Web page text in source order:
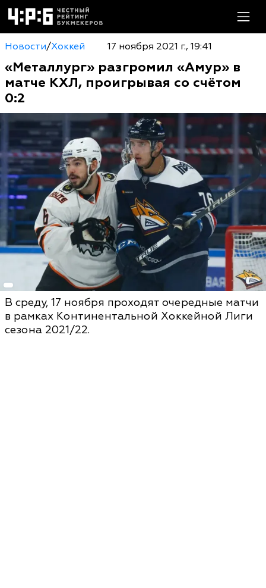
Новости/Хоккей 17 ноября 2021 г., 19:41
«Металлург» разгромил «Амур» в
матче КХЛ, проигрывая со счётом
0:2
В среду, 17 ноября проходят очередные матчи
в рамках Континентальной Хоккейной Лиги
сезона 2021/22.